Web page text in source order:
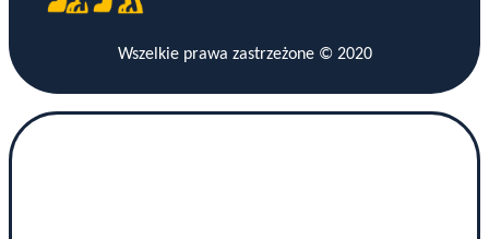
Wszelkie prawa zastrzeżone © 2020